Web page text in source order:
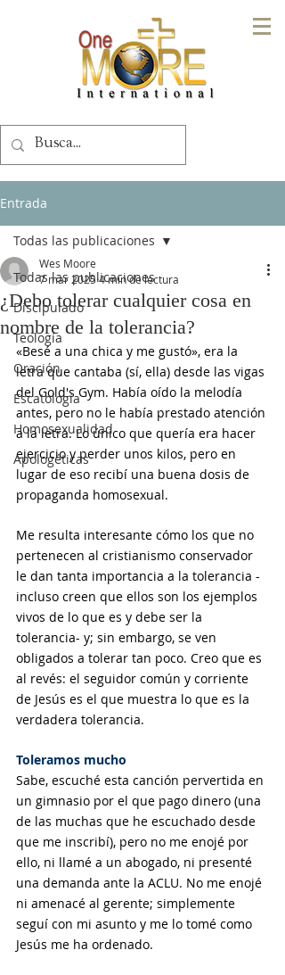
Entrada
Todas las publicaciones
Discipulado
Teología
Oración
Escatología
Homosexualidad
Apologéticas
Todas las publicaciones
¿Debo tolerar cualquier cosa en
nombre de la tolerancia?
Wes Moore
7 mar 2025 4 min de lectura
«Besé a una chica y me gustó», era la
letra que cantaba (sí, ella) desde las vigas
del Gold's Gym. Había oído la melodía
antes, pero no le había prestado atención
a la letra. Lo único que quería era hacer
ejercicio y perder unos kilos, pero en
lugar de eso recibí una buena dosis de
propaganda homosexual.
Me resulta interesante cómo los que no
pertenecen al cristianismo conservador
le dan tanta importancia a la tolerancia -
incluso creen que ellos son los ejemplos
vivos de lo que es y debe ser la
tolerancia- y; sin embargo, se ven
obligados a tolerar tan poco. Creo que es
al revés: el seguidor común y corriente
de Jesús es el que muestra lo que es la
verdadera tolerancia.
Toleramos mucho
Sabe, escuché esta canción pervertida en
un gimnasio por el que pago dinero (una
de las muchas que he escuchado desde
que me inscribí), pero no me enojé por
ello, ni llamé a un abogado, ni presenté
una demanda ante la ACLU. No me enojé
ni amenacé al gerente; simplemente
seguí con mi asunto y me lo tomé como
Jesús me ha ordenado.